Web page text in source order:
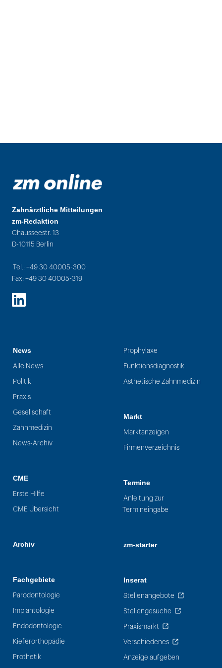
Zahnärztliche Mitteilungen
zm-Redaktion
Chausseestr. 13
D-10115 Berlin
Tel.: +49 30 40005-300
Fax: +49 30 40005-319
LinkedIn
News
Alle News
Politik
Praxis
Gesellschaft
Zahnmedizin
News-Archiv
CME
Erste Hilfe
CME Übersicht
Archiv
Fachgebiete
Parodontologie
Implantologie
Endodontologie
Kieferorthopädie
Prothetik
Prophylaxe
Funktionsdiagnostik
Ästhetische Zahnmedizin
Markt
Marktanzeigen
Firmenverzeichnis
Termine
Anleitung zur
Termineingabe
zm-starter
Inserat
Stellenangebote
Stellengesuche
Praxismarkt
Verschiedenes
Anzeige aufgeben